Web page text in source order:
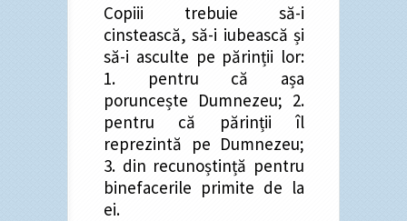
Copiii trebuie să-i
cinstească, să-i iubească și
să-i asculte pe părinții lor:
1. pentru că așa
poruncește Dumnezeu; 2.
pentru că părinții îl
reprezintă pe Dumnezeu;
3. din recunoștință pentru
binefacerile primite de la
ei.